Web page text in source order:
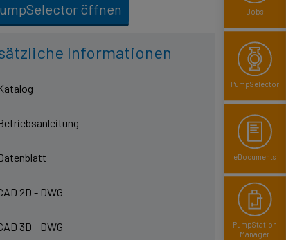
Jobs
Pump­Selector
eDocuments
Pump­Station
Manager
öffnen
Informationen
2D - DWG
3D - DWG